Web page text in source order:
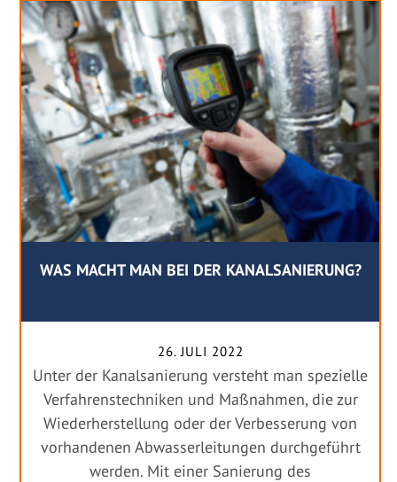
WAS MACHT MAN BEI DER KANALSANIERUNG?
26. JULI 2022
Unter der Kanalsanierung versteht man spezielle
Verfahrenstechniken und Maßnahmen, die zur
Wiederherstellung oder der Verbesserung von
vorhandenen Abwasserleitungen durchgeführt
werden. Mit einer Sanierung des